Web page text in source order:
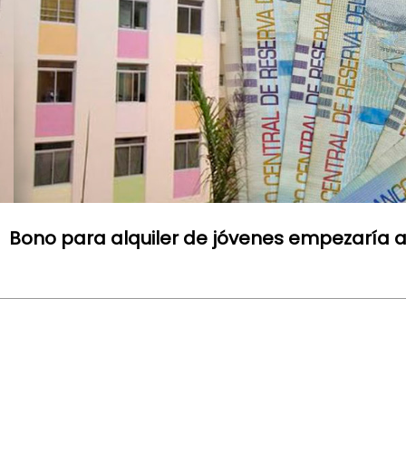
Bono para alquiler de jóvenes empezaría